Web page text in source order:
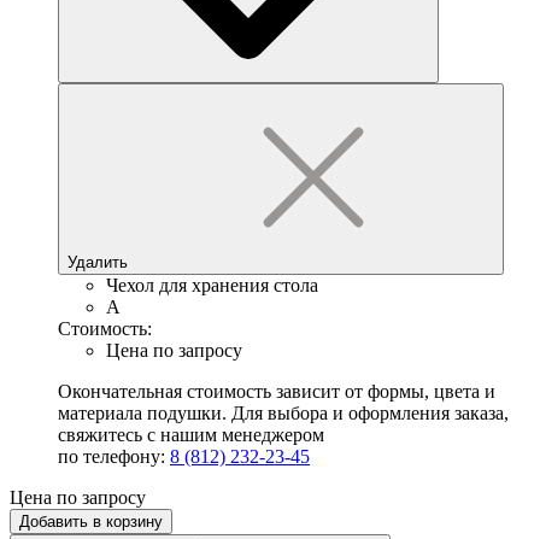
Удалить
Чехол для хранения стола
A
Стоимость:
Цена по запросу
Окончательная стоимость зависит от формы, цвета и
материала подушки. Для выбора и оформления заказа,
свяжитесь с нашим менеджером
по телефону: 8 (812) 232-23-45
Цена по запросу
Добавить в корзину